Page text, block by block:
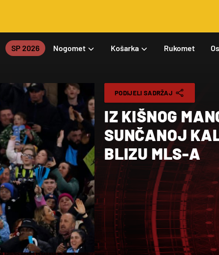
SP 2026 Nogomet Košarka Rukomet
PODIJELI SADRŽAJ
IZ KIŠNOG
SUNČANOJ
BLIZU MLS-A